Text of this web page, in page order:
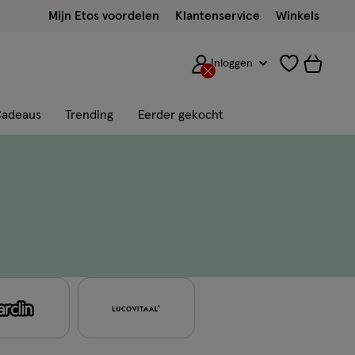
Mijn Etos voordelen Klantenservice Winkels
Inloggen
Trending Eerder gekocht